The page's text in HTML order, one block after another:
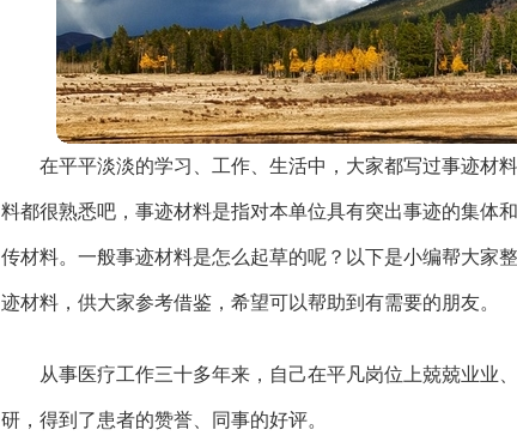
在平平淡淡的学习、工作、生活中，大家都写过事迹材
料都很熟悉吧，事迹材料是指对本单位具有突出事迹的集体
传材料。一般事迹材料是怎么起草的呢？以下是小编帮大家
迹材料，供大家参考借鉴，希望可以帮助到有需要的朋友。
从事医疗工作三十多年来，自己在平凡岗位上兢兢业业
研，得到了患者的赞誉、同事的好评。